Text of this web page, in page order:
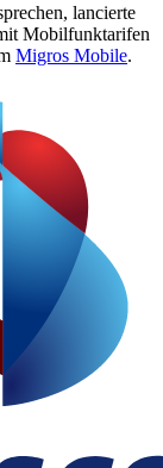
lancierte
Mobilfunktarifen
Migros Mobile.